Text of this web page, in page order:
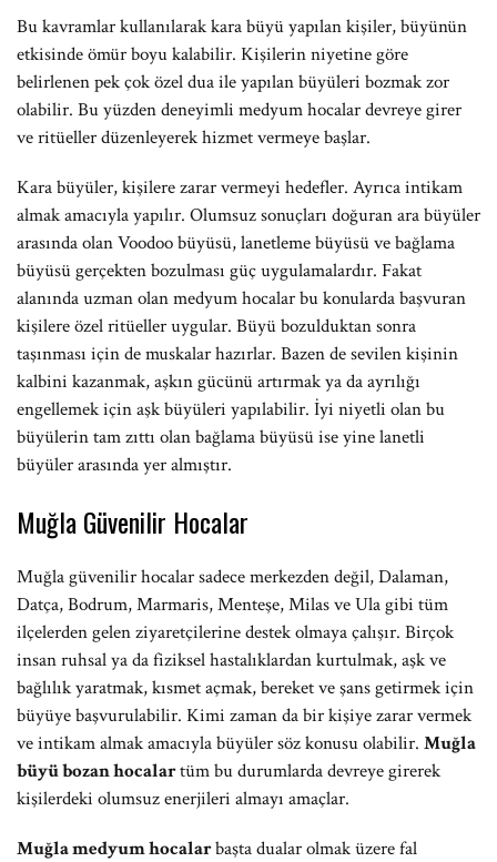
Bu kavramlar kullanılarak kara büyü yapılan kişiler, büyünün
etkisinde ömür boyu kalabilir. Kişilerin niyetine göre
belirlenen pek çok özel dua ile yapılan büyüleri bozmak zor
olabilir. Bu yüzden deneyimli medyum hocalar devreye girer
ve ritüeller düzenleyerek hizmet vermeye başlar.
Kara büyüler, kişilere zarar vermeyi hedefler. Ayrıca intikam
almak amacıyla yapılır. Olumsuz sonuçları doğuran ara büyüler
arasında olan Voodoo büyüsü, lanetleme büyüsü ve bağlama
büyüsü gerçekten bozulması güç uygulamalardır. Fakat
alanında uzman olan medyum hocalar bu konularda başvuran
kişilere özel ritüeller uygular. Büyü bozulduktan sonra
taşınması için de muskalar hazırlar. Bazen de sevilen kişinin
kalbini kazanmak, aşkın gücünü artırmak ya da ayrılığı
engellemek için aşk büyüleri yapılabilir. İyi niyetli olan bu
büyülerin tam zıttı olan bağlama büyüsü ise yine lanetli
büyüler arasında yer almıştır.
Muğla Güvenilir Hocalar
Muğla güvenilir hocalar sadece merkezden değil, Dalaman,
Datça, Bodrum, Marmaris, Menteşe, Milas ve Ula gibi tüm
ilçelerden gelen ziyaretçilerine destek olmaya çalışır. Birçok
insan ruhsal ya da fiziksel hastalıklardan kurtulmak, aşk ve
bağlılık yaratmak, kısmet açmak, bereket ve şans getirmek için
büyüye başvurulabilir. Kimi zaman da bir kişiye zarar vermek
ve intikam almak amacıyla büyüler söz konusu olabilir. Muğla
büyü bozan hocalartüm bu durumlarda devreye girerek
kişilerdeki olumsuz enerjileri almayı amaçlar.
Muğla medyum hocalarbaşta dualar olmak üzere fal